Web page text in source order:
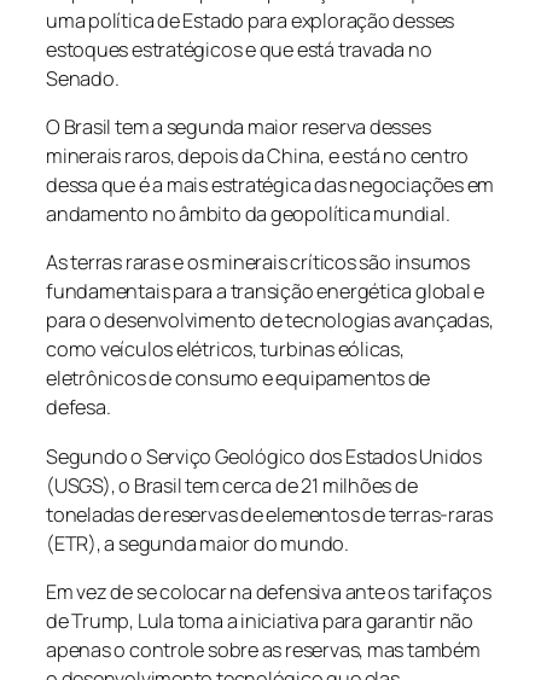
uma política de Estado para exploração desses
estoques estratégicos e que está travada no
Senado.
O Brasil tem a segunda maior reserva desses
minerais raros, depois da China, e está no centro
dessa que é a mais estratégica das negociações em
andamento no âmbito da geopolítica mundial.
As terras raras e os minerais críticos são insumos
fundamentais para a transição energética global e
para o desenvolvimento de tecnologias avançadas,
como veículos elétricos, turbinas eólicas,
eletrônicos de consumo e equipamentos de
defesa.
Segundo o Serviço Geológico dos Estados Unidos
(USGS), o Brasil tem cerca de 21 milhões de
toneladas de reservas de elementos de terras-raras
(ETR), a segunda maior do mundo.
Em vez de se colocar na defensiva ante os tarifaços
de Trump, Lula toma a iniciativa para garantir não
apenas o controle sobre as reservas, mas também